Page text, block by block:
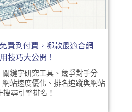
費到付費，哪款最適合網
技巧大公開！
關鍵字研究工具、競爭對手分
網站速度優化、排名追蹤與網站
尋引擎排名！